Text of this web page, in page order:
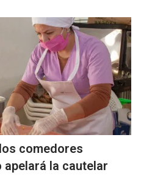
comedores
la cautelar